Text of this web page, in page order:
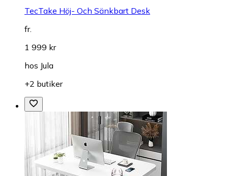
TecTake Höj- Och Sänkbart Desk
fr.
1 999 kr
hos Jula
+2 butiker